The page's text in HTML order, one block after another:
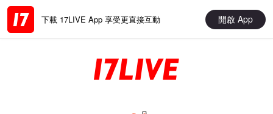
下載 17LIVE App 享受更直接互動 開啟 App